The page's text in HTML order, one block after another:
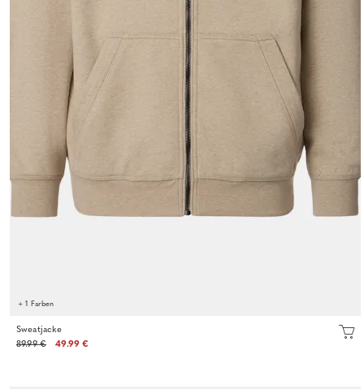
+ 1 Farben
Sweatjacke
89.99 €
49.99 €